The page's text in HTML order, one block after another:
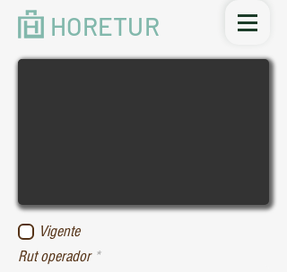
HORETUR
Vigente
Rut operador